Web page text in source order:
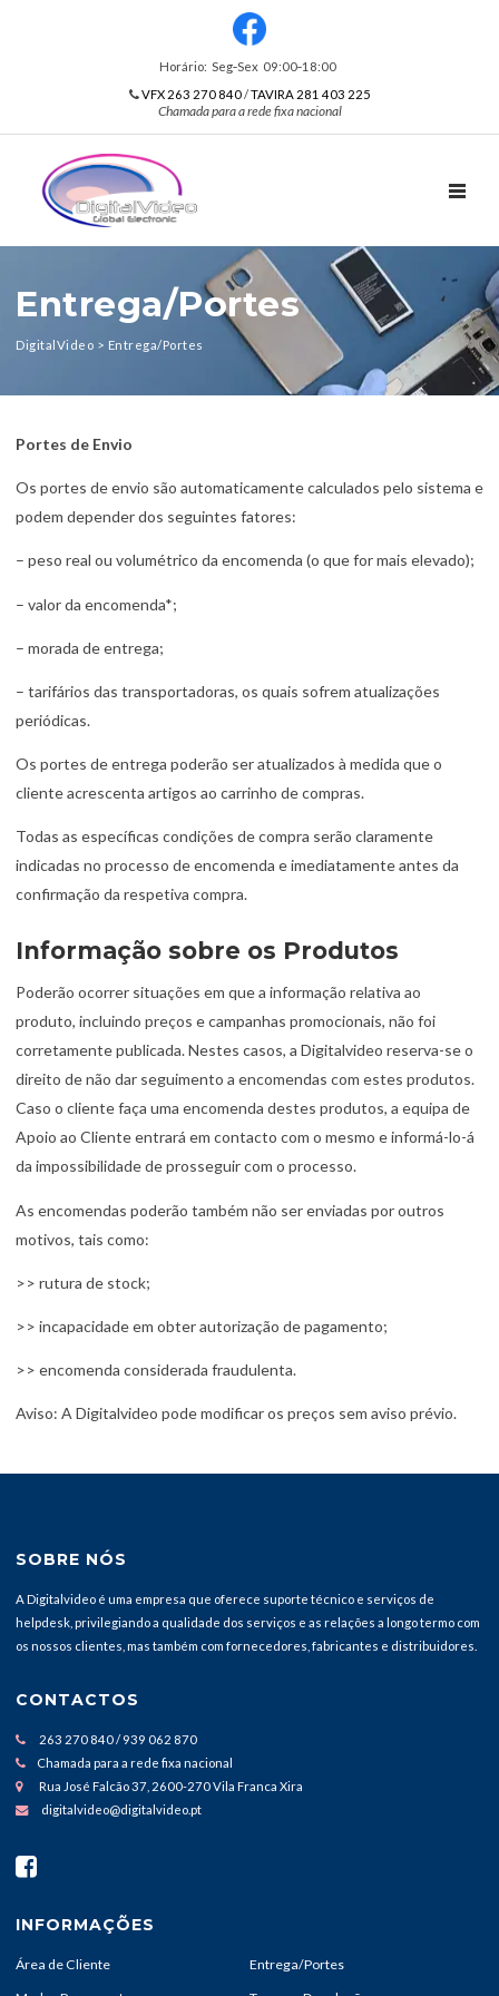
Horário: Seg‑Sex 09:00‑18:00
VFX 263 270 840/TAVIRA 281 403 225
Chamada para a rede fixa nacional
Entrega/Portes
DigitalVideo > Entrega/Portes
Portes de Envio
Os portes de envio são automaticamente calculados pelo sistema e
podem depender dos seguintes fatores:
– peso real ou volumétrico da encomenda (o que for mais elevado);
– valor da encomenda*;
– morada de entrega;
– tarifários das transportadoras, os quais sofrem atualizações
periódicas.
Os portes de entrega poderão ser atualizados à medida que o
cliente acrescenta artigos ao carrinho de compras.
Todas as específicas condições de compra serão claramente
indicadas no processo de encomenda e imediatamente antes da
confirmação da respetiva compra.
Informação sobre os Produtos
Poderão ocorrer situações em que a informação relativa ao
produto, incluindo preços e campanhas promocionais, não foi
corretamente publicada. Nestes casos, a Digitalvideo reserva-se o
direito de não dar seguimento a encomendas com estes produtos.
Caso o cliente faça uma encomenda destes produtos, a equipa de
Apoio ao Cliente entrará em contacto com o mesmo e informá-lo-á
da impossibilidade de prosseguir com o processo.
As encomendas poderão também não ser enviadas por outros
motivos, tais como:
>> rutura de stock;
>> incapacidade em obter autorização de pagamento;
>> encomenda considerada fraudulenta.
Aviso: A Digitalvideo pode modificar os preços sem aviso prévio.
SOBRE NÓS
A Digitalvideo é uma empresa que oferece suporte técnico e serviços de
helpdesk, privilegiando a qualidade dos serviços e as relações a longo termo com
os nossos clientes, mas também com fornecedores, fabricantes e distribuidores.
CONTACTOS
263 270 840 / 939 062 870
Chamada para a rede fixa nacional
Rua José Falcão 37, 2600-270 Vila Franca Xira
digitalvideo@digitalvideo.pt
INFORMAÇÕES
Área de Cliente Entrega/Portes